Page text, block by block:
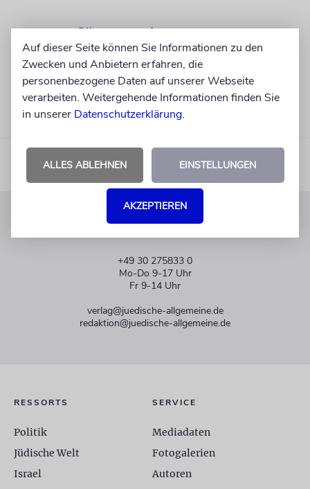
+49 30 275833 0
Mo-Do 9-17 Uhr
Fr 9-14 Uhr
verlag@juedische-allgemeine.de
redaktion@juedische-allgemeine.de
RESSORTS
Politik
Jüdische Welt
Israel
SERVICE
Mediadaten
Fotogalerien
Autoren
Auf dieser Seite können Sie Informationen zu den
Zwecken und Anbietern erfahren, die
personenbezogene Daten auf unserer Webseite
verarbeiten. Weitergehende Informationen finden Sie
in unserer Datenschutzerklärung.
ALLES ABLEHNEN EINSTELLUNGEN
AKZEPTIEREN